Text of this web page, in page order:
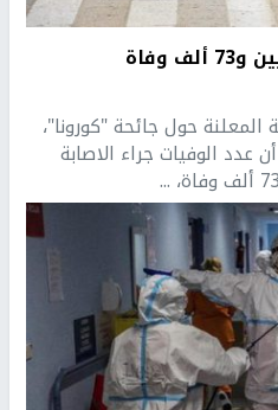
المعلنة حول جائحة "كورونا"،
الوفيات جراء الاصابة